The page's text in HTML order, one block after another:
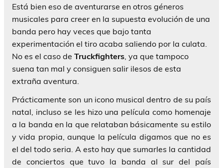
Está bien eso de aventurarse en otros géneros
musicales para creer en la supuesta evolución de una
banda pero hay veces que bajo tanta
experimentación el tiro acaba saliendo por la culata.
No es el caso de Truckfighters, ya que tampoco
suena tan mal y consiguen salir ilesos de esta
extraña aventura.
Prácticamente son un icono musical dentro de su país
natal, incluso se les hizo una película como homenaje
a la banda en la que relataban básicamente su estilo
y vida propia, aunque la película digamos que no es
el del todo seria. A esto hay que sumarles la cantidad
de conciertos que tuvo la banda al sur del país